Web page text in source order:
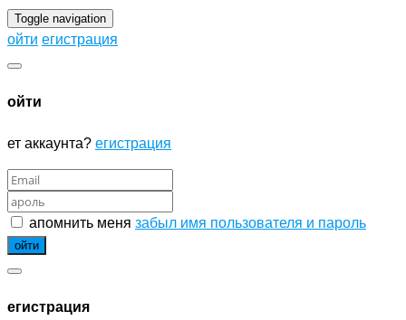
Toggle navigation
ойти егистрация
ойти
ет аккаунта? егистрация
апомнить меня забыл имя пользователя и пароль
егистрация